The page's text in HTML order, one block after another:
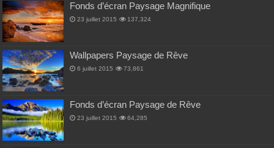
Fonds d’écran Paysage Magnifique
23 juillet 2015 137,324
Wallpapers Paysage de Rêve
6 juillet 2015 73,861
Fonds d’écran Paysage de Rêve
23 juillet 2015 64,285